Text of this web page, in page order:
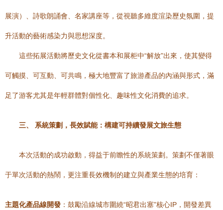
展演）、詩歌朗誦會、名家講座等，從視聽多維度渲染歷史氛圍，提
升活動的藝術感染力與思想深度。
這些拓展活動將歷史文化從書本和展柜中“解放”出來，使其變得
可觸摸、可互動、可共鳴，極大地豐富了旅游產品的內涵與形式，滿
足了游客尤其是年輕群體對個性化、趣味性文化消費的追求。
三、 系統策劃，長效賦能：構建可持續發展文旅生態
本次活動的成功啟動，得益于前瞻性的系統策劃。策劃不僅著眼
于單次活動的熱鬧，更注重長效機制的建立與產業生態的培育：
主題化產品線開發 ：鼓勵沿線城市圍繞“昭君出塞”核心IP，開發差異